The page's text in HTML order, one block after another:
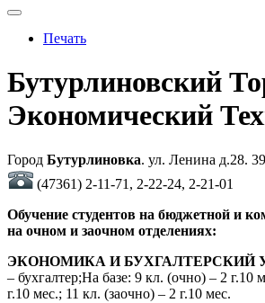
Печать
Бутурлиновский
Экономический
Город Бутурлиновка. ул. Ленина д.28.
(47361) 2-11-71, 2-22-24, 2-21-01
Обучение студентов на бюджетной и
на очном и заочном отделениях:
ЭКОНОМИКА И БУХГАЛТЕРСКИЙ
– бухгалтер;На базе: 9 кл. (очно) – 2 г.10
г.10 мес.; 11 кл. (заочно) – 2 г.10 мес.